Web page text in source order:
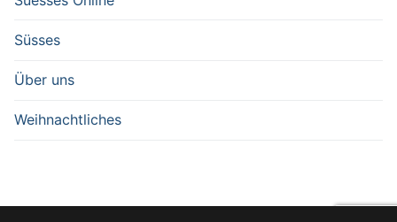
Süsses
Über uns
Weihnachtliches